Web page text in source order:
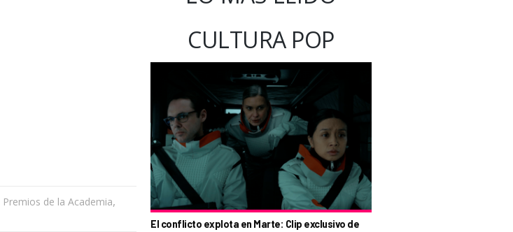
Premios de la Academia,
CULTURA POP
El conflicto explota en Marte: Clip exclusivo de